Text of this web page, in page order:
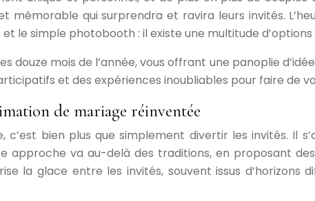
mémorable qui surprendra et ravira leurs invités.
et le simple photobooth : il existe une multitude
douze mois de l’année, vous offrant une panoplie
et des expériences inoubliables pour faire de
de mariage réinventée
c’est bien plus que simplement divertir les invités. Il
approche va au-delà des traditions, en proposant
la glace entre les invités, souvent issus